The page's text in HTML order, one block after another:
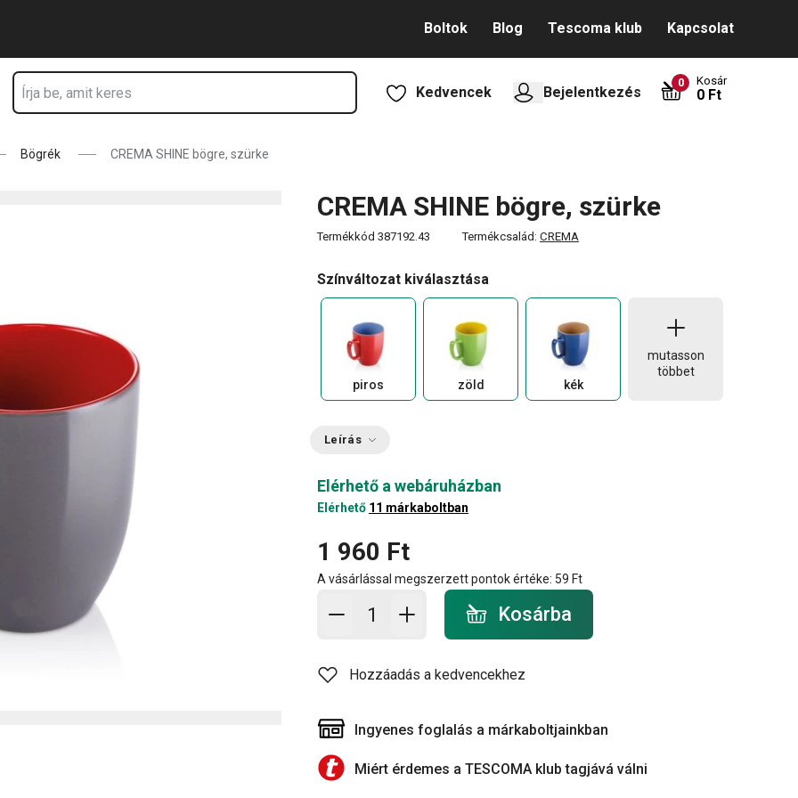
Boltok Blog Tescoma klub Kapcsolat
Kedvencek Bejelentkezés
0 Kosár
0 Ft
Bögrék CREMA SHINE bögre, szürke
CREMA SHINE bögre, szürke
Termékkód 387192.43 Termékcsalád: CREMA
Színváltozat kiválasztása
piros zöld kék
mutasson
többet
Leírás
Elérhető a webáruházban
Elérhető 11 márkaboltban
1 960 Ft
A vásárlással megszerzett pontok értéke: 59 Ft
Kosárba - mennyiség
Kosárba
Hozzáadás a kedvencekhez
Ingyenes foglalás a márkaboltjainkban
Miért érdemes a TESCOMA klub tagjává válni